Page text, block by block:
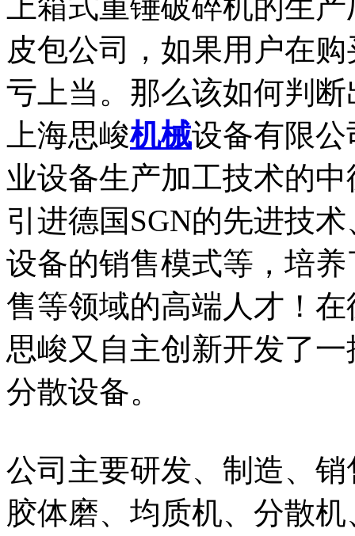
皮包公司，如果用户在
亏上当。那么该如何判断
上海思峻机械设备有限公
业设备生产加工技术的
引进德国SGN的先进技
设备的销售模式等，培
售等领域的高端人才！
思峻又自主创新开发了
分散设备。
公司主要研发、制造、
胶体磨、均质机、分散